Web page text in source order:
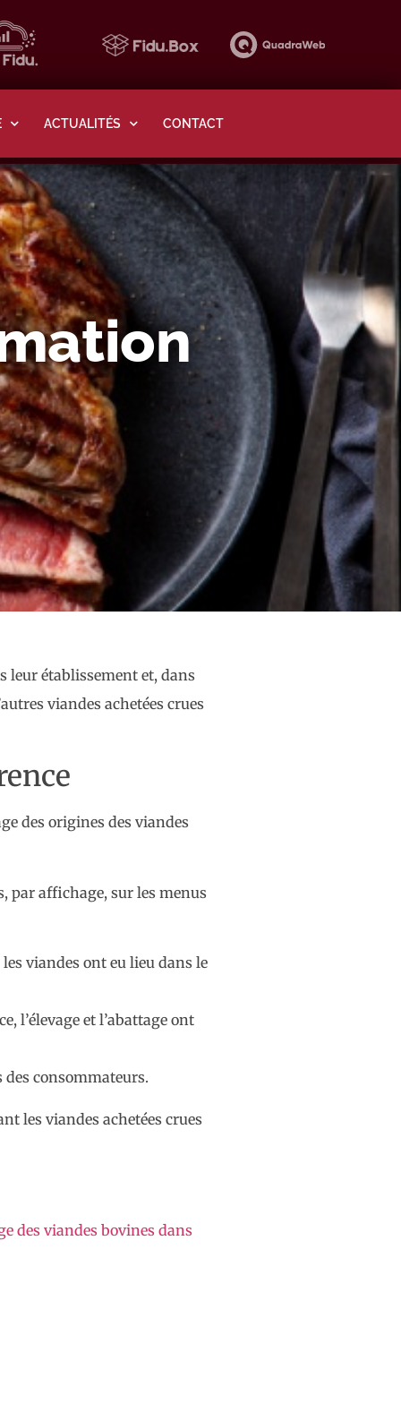
ACTUALITÉS CONTACT
leur établissement et, dans
viandes achetées crues
des origines des viandes
par affichage, sur les menus
viandes ont eu lieu dans le
l’élevage et l’abattage ont
consommateurs.
les viandes achetées crues
des viandes bovines dans